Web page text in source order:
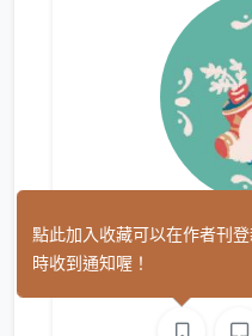
阿丘（
點此加入收藏可以在作者刊
時收到通知喔！